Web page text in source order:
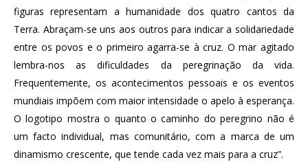
figuras representam a humanidade dos quatro cantos da
Terra. Abraçam-se uns aos outros para indicar a solidariedade
entre os povos e o primeiro agarra-se à cruz. O mar agitado
lembra-nos as dificuldades da peregrinação da vida.
Frequentemente, os acontecimentos pessoais e os eventos
mundiais impõem com maior intensidade o apelo à esperança.
O logotipo mostra o quanto o caminho do peregrino não é
um facto individual, mas comunitário, com a marca de um
dinamismo crescente, que tende cada vez mais para a cruz”.